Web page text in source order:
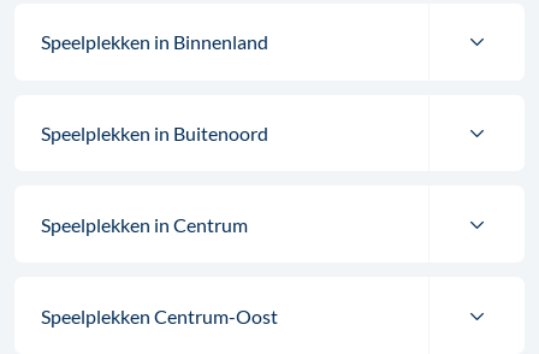
Speelplekken in Binnenland
Speelplekken in Buitenoord
Speelplekken in Centrum
Speelplekken Centrum-Oost